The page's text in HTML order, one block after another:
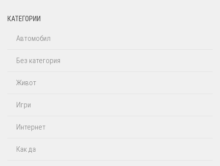
КАТЕГОРИИ
Автомобил
Без категория
Живот
Игри
Интернет
Как да